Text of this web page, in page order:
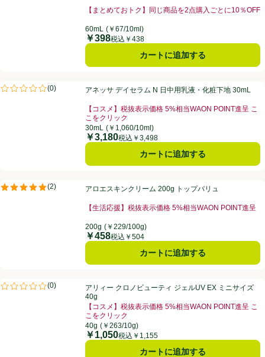
【まとめておトク】同じ商品を2点購入ごとに10％OFF
60mL (￥67/10ml)
価格
￥398税込￥438
カートに追加する
アネッサ デイセラム N 日中用乳液・化粧下地 30mL
(0)
評価は0件のレビューで5点中0.0点。アネッサ デイセラム N 日中用乳液・化粧下地 30mL
【コスメ】税抜表示価格 5%相当WAON POINT進呈 こ
こをクリック
30mL (￥1,060/10ml)
価格
￥3,180税込￥3,498
カートに追加する
アロエスキンクリーム 200g トップバリュ
(2)
評価は2件のレビューで5点中5.0点。アロエスキンクリーム 200g トップバリュ
【生活応援】税抜表示価格 5%相当WAON POINT進呈
200g (￥229/100g)
価格
￥458税込￥504
カートに追加する
アリィー クロノビューティ ジェルUV EX ミニサイズ 40g
(0)
評価は0件のレビューで5点中0.0点。アリィー クロノビューティ ジェルUV EX ミニサイズ
40g
【コスメ】税抜表示価格 5%相当WAON POINT進呈 こ
こをクリック
40g (￥263/10g)
価格
￥1,050税込￥1,155
カートに追加する